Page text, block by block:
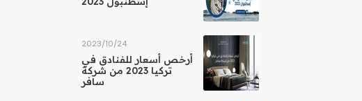
24‏/10‏/2023
أرخص أسعار للفنادق في
تركيا 2023 من شركة
سافر